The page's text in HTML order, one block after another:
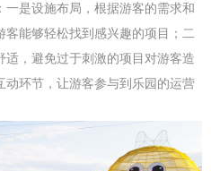
是设施布局，根据游客的需求和
能够轻松找到感兴趣的项目；二
，避免过于刺激的项目对游客造
动环节，让游客参与到乐园的运营